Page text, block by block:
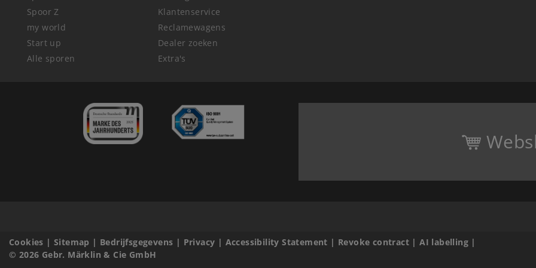
Spoor Z
my world
Start up
Alle sporen
Klantenservice
Reclamewagens
Dealer zoeken
Extra's
Cookies |Sitemap | Bedrijfsgegevens | Privacy | Accessibility Statement | Revoke contract |AI labelling |
© 2026 Gebr. Märklin & Cie GmbH